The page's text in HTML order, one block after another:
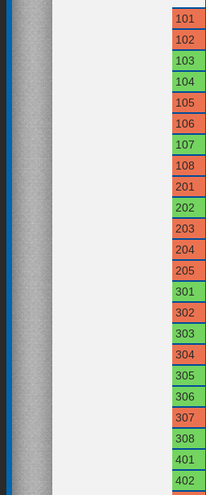
101
102
103
104
105
106
107
108
201
202
203
204
205
301
302
303
304
305
306
307
308
401
402